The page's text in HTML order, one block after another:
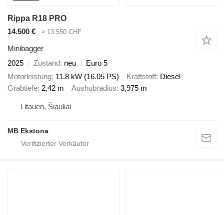
Rippa R18 PRO
14.500 €
≈ 13.550 CHF
Minibagger
2025
Zustand neu
Euro 5
Motorleistung 11.8 kW (16.05 PS) Kraftstoff Diesel
Grabtiefe 2,42 m Aushubradius 3,975 m
Litauen, Šiauliai
MB Ekstona